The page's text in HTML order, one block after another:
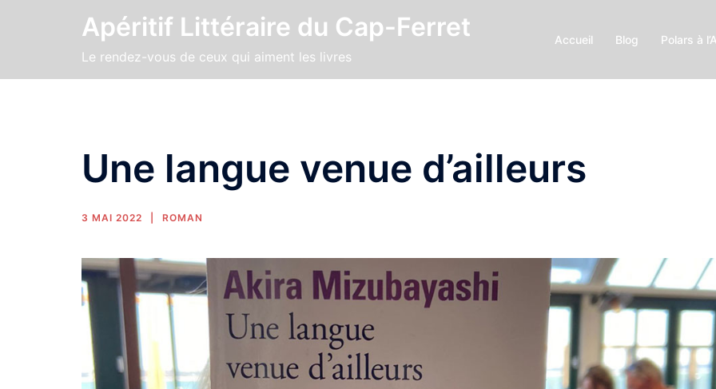
Apéritif Littéraire du Cap-Ferret
Le rendez-vous de ceux qui aiment les livres
Accueil Blog Polars à
Une langue venue d’ailleurs
3 MAI 2022 ROMAN